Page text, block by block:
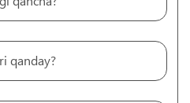
qanday?